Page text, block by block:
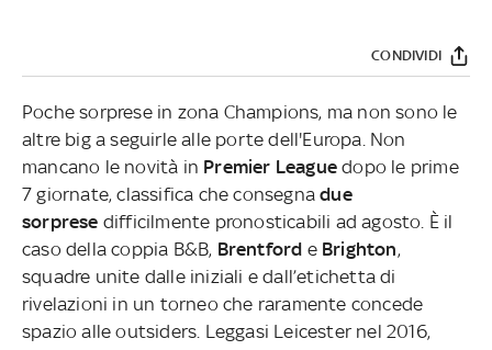
CONDIVIDI
Poche sorprese in zona Champions, ma non sono le
altre big a seguirle alle porte dell'Europa. Non
mancano le novità in Premier League dopo le prime
7 giornate, classifica che consegnadue
sorprese difficilmente pronosticabili ad agosto. È il
caso della coppia B&B, Brentford eBrighton,
squadre unite dalle iniziali e dall’etichetta di
rivelazioni in un torneo che raramente concede
spazio alle outsiders. Leggasi Leicester nel 2016,